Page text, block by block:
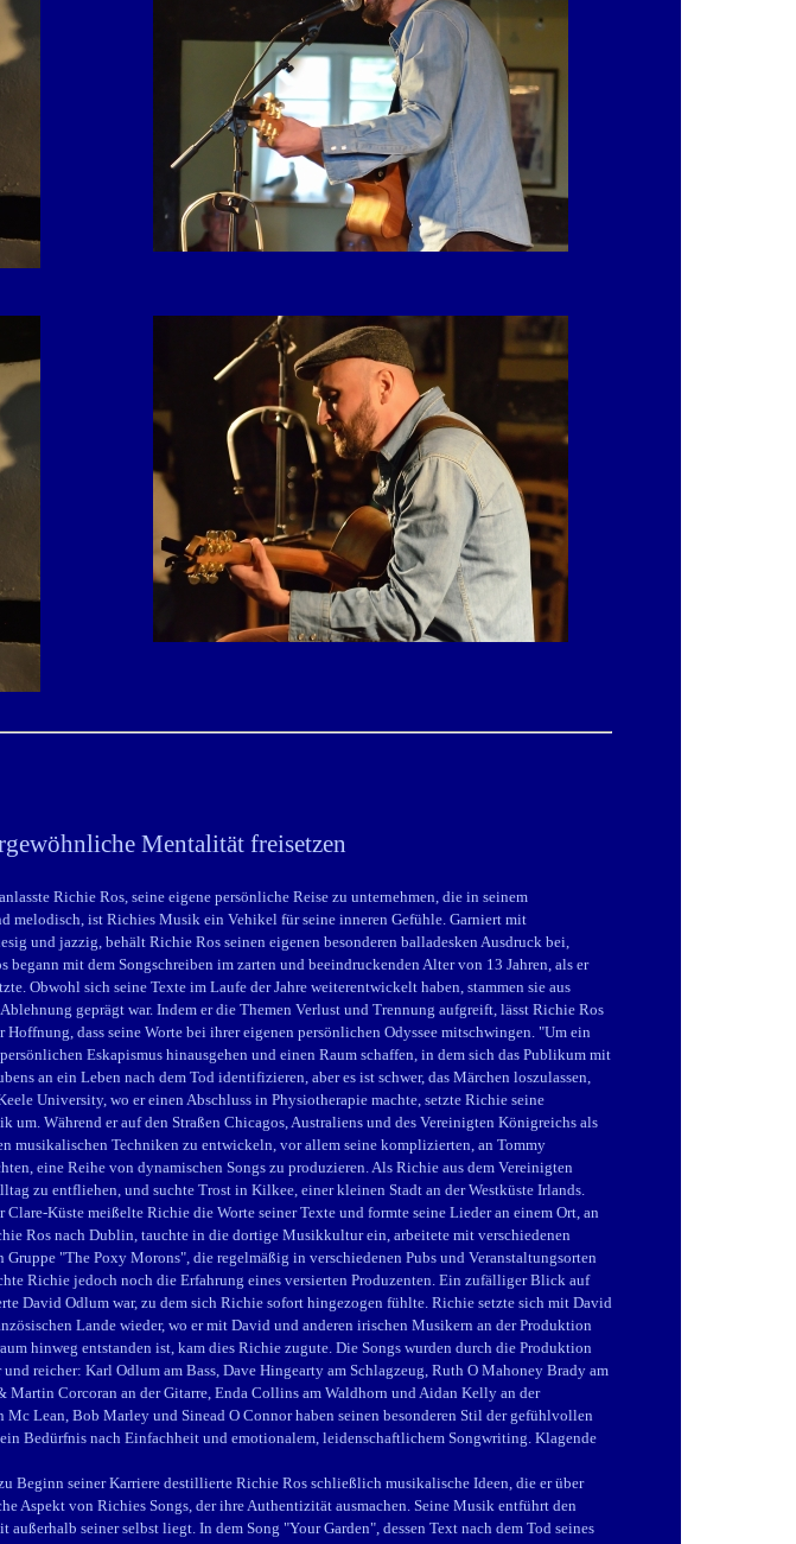
Mentalität freisetzen
Richie Ros, seine eigene persönliche Reise zu unternehmen, die in seinem
melodisch, ist Richies Musik ein Vehikel für seine inneren Gefühle. Garniert mit
und jazzig, behält Richie Ros seinen eigenen besonderen balladesken Ausdruck bei,
mit dem Songschreiben im zarten und beeindruckenden Alter von 13 Jahren, als er
Obwohl sich seine Texte im Laufe der Jahre weiterentwickelt haben, stammen sie aus
geprägt war. Indem er die Themen Verlust und Trennung aufgreift, lässt Richie Ros
dass seine Worte bei ihrer eigenen persönlichen Odyssee mitschwingen. "Um ein
Eskapismus hinausgehen und einen Raum schaffen, in dem sich das Publikum mit
an ein Leben nach dem Tod identifizieren, aber es ist schwer, das Märchen loszulassen,
University, wo er einen Abschluss in Physiotherapie machte, setzte Richie seine
Während er auf den Straßen Chicagos, Australiens und des Vereinigten Königreichs als
musikalischen Techniken zu entwickeln, vor allem seine komplizierten, an Tommy
eine Reihe von dynamischen Songs zu produzieren. Als Richie aus dem Vereinigten
zu entfliehen, und suchte Trost in Kilkee, einer kleinen Stadt an der Westküste Irlands.
Küste meißelte Richie die Worte seiner Texte und formte seine Lieder an einem Ort, an
Ros nach Dublin, tauchte in die dortige Musikkultur ein, arbeitete mit verschiedenen
"The Poxy Morons", die regelmäßig in verschiedenen Pubs und Veranstaltungsorten
Richie jedoch noch die Erfahrung eines versierten Produzenten. Ein zufälliger Blick auf
David Odlum war, zu dem sich Richie sofort hingezogen fühlte. Richie setzte sich mit David
Lande wieder, wo er mit David und anderen irischen Musikern an der Produktion
hinweg entstanden ist, kam dies Richie zugute. Die Songs wurden durch die Produktion
reicher: Karl Odlum am Bass, Dave Hingearty am Schlagzeug, Ruth O Mahoney Brady am
Corcoran an der Gitarre, Enda Collins am Waldhorn und Aidan Kelly an der
Lean, Bob Marley und Sinead O Connor haben seinen besonderen Stil der gefühlvollen
Bedürfnis nach Einfachheit und emotionalem, leidenschaftlichem Songwriting. Klagende
Beginn seiner Karriere destillierte Richie Ros schließlich musikalische Ideen, die er über
Aspekt von Richies Songs, der ihre Authentizität ausmachen. Seine Musik entführt den
seiner selbst liegt. In dem Song "Your Garden", dessen Text nach dem Tod seines